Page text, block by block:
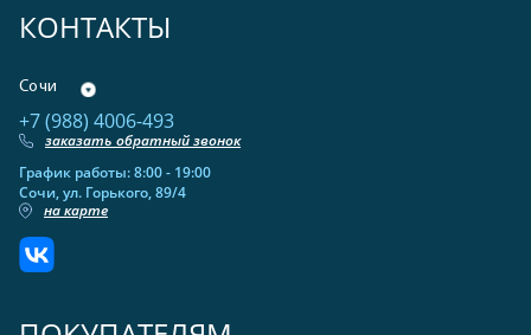
КОНТАКТЫ
Сочи
+7 (988) 4006-493
заказать обратный звонок
График работы: 8:00 - 19:00
Сочи, ул. Горького, 89/4
на карте